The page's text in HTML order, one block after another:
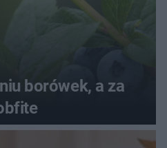
borówek, a za